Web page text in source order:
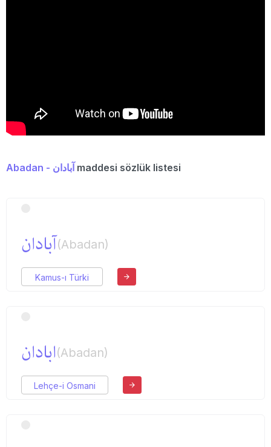
Abadan - آبادان maddesi sözlük listesi
آبادان(Abadan)
Kamus-ı Türki
ابادان(Abadan)
Lehçe-i Osmani